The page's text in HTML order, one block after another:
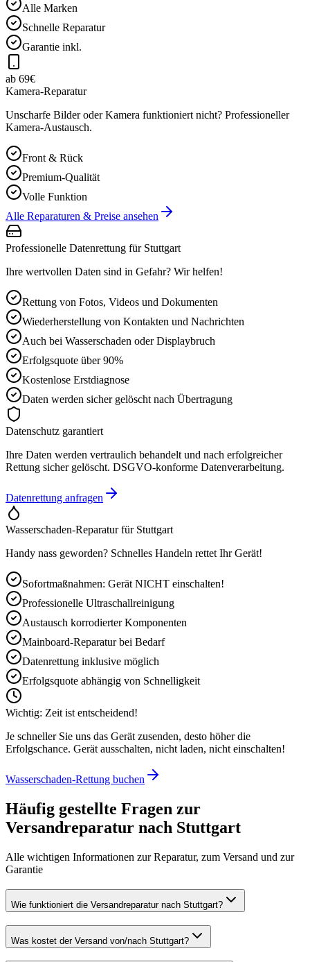
Alle Marken
Schnelle Reparatur
Garantie inkl.
ab 69€
Kamera-Reparatur
Unscharfe Bilder oder Kamera funktioniert nicht? Professioneller
Kamera-Austausch.
Front & Rück
Premium-Qualität
Volle Funktion
Alle Reparaturen & Preise ansehen
Professionelle Datenrettung für Stuttgart
Ihre wertvollen Daten sind in Gefahr? Wir helfen!
Rettung von Fotos, Videos und Dokumenten
Wiederherstellung von Kontakten und Nachrichten
Auch bei Wasserschaden oder Displaybruch
Erfolgsquote über 90%
Kostenlose Erstdiagnose
Daten werden sicher gelöscht nach Übertragung
Datenschutz garantiert
Ihre Daten werden vertraulich behandelt und nach erfolgreicher
Rettung sicher gelöscht. DSGVO-konforme Datenverarbeitung.
Datenrettung anfragen
Wasserschaden-Reparatur für Stuttgart
Handy nass geworden? Schnelles Handeln rettet Ihr Gerät!
Sofortmaßnahmen: Gerät NICHT einschalten!
Professionelle Ultraschallreinigung
Austausch korrodierter Komponenten
Mainboard-Reparatur bei Bedarf
Datenrettung inklusive möglich
Erfolgsquote abhängig von Schnelligkeit
Wichtig: Zeit ist entscheidend!
Je schneller Sie uns das Gerät zusenden, desto höher die
Erfolgschance. Gerät ausschalten, nicht laden, nicht einschalten!
Wasserschaden-Rettung buchen
Häufig gestellte Fragen zur
Versandreparatur nach Stuttgart
Alle wichtigen Informationen zur Reparatur, zum Versand und zur
Garantie
Wie funktioniert die Versandreparatur nach Stuttgart?
Was kostet der Versand von/nach Stuttgart?